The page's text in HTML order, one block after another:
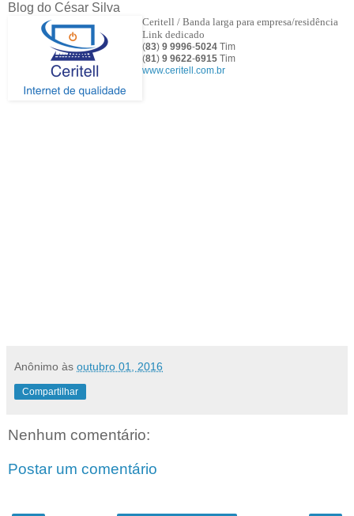
Blog do César Silva
Ceritell / Banda larga para empresa/residência
Link dedicado
(83) 9 9996-5024 Tim
(81) 9 9622-6915 Tim
www.ceritell.com.br
Anônimo às outubro 01, 2016
Compartilhar
Nenhum comentário:
Postar um comentário